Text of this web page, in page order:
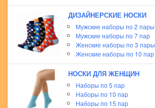
ДИЗАЙНЕРСКИЕ НОСКИ
Мужские наборы по 2 пары
Мужские наборы по 7 пар
Женские наборы по 3 пары
Женские наборы по 10 пар
НОСКИ ДЛЯ ЖЕНЩИН
Наборы по 5 пар
Наборы по 10 пар
Наборы по 15 пар